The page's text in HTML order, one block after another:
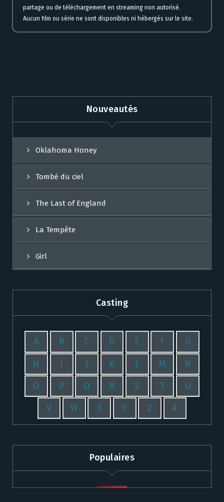
partage ou de téléchargement en streaming non autorisé.
Aucun film ou série ne sont disponibles ni hébergés sur le site.
Nouveautés
Oklahoma Honey
Tombé du ciel
The Last of England
La Tempête
Girl
Casting
A B C D E F G
H I J K L M N
O P Q R S T U
V W X Y Z #
Populaires